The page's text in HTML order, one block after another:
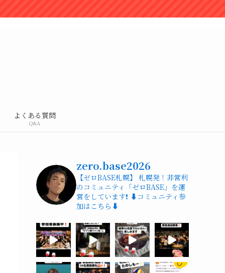
よくある質問
Q&A
zero.base2026
【ゼロBASE札幌】 札幌発！非営利
のコミュニティ「ゼロBASE」を運
営をしています❗️ ⬇️コミュニティ参
加はこちら⬇️